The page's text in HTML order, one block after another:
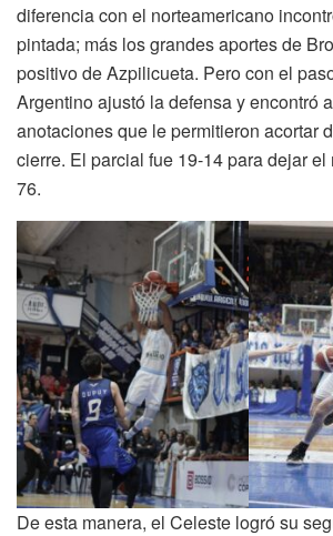
diferencia con el norteamericano
pintada; más los grandes aportes de
positivo de Azpilicueta. Pero con el
Argentino ajustó la defensa y encontró
anotaciones que le permitieron acortar
cierre. El parcial fue 19-14 para dejar
76.
De esta manera, el Celeste logró su